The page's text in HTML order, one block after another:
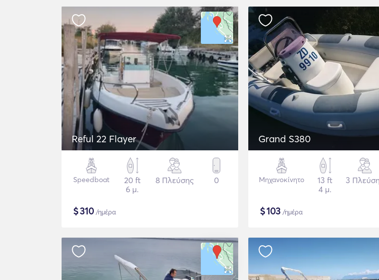
Reful 22 Flayer
Speedboat
20 ft
6 μ.
8 Πλεύσης 0
$310 /ημέρα
Grand S380
Μηχανοκίνητο
13 ft
4 μ.
3
$103 /ημέρα